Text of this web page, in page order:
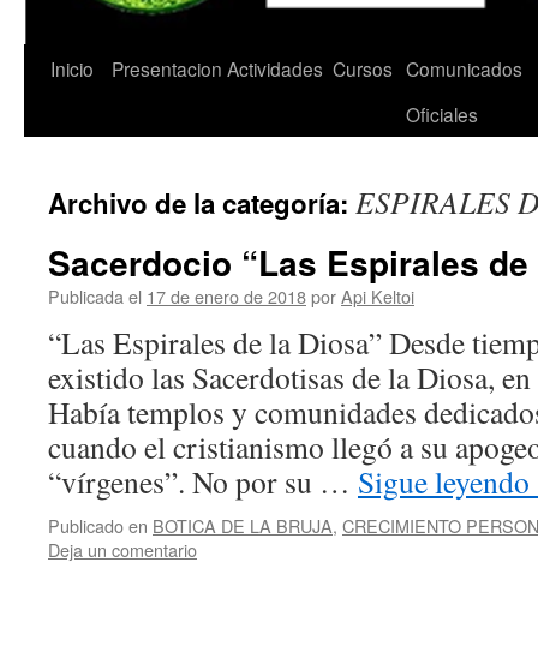
Saltar
Inicio Presentacion Actividades Cursos Comunicados
Oficiales
Archivo de la categoría: ESPIRALES
Sacerdocio “Las Espirales
Publicada el 17 de enero de 2018porApi Keltoi
“Las Espirales de la Diosa” Desde
existido las Sacerdotisas de la Diosa,
Había templos y comunidades
cuando el cristianismo llegó a su
“vírgenes”. No por su … Sigue leyendo
Publicado en BOTICA DE LA BRUJA, CRECIMIENTO
Deja un comentario